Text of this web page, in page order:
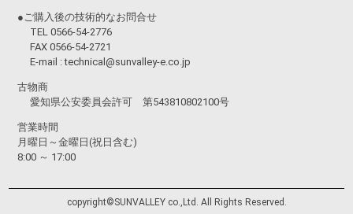
●ご購入後の技術的なお問合せ
TEL 0566-54-2776
FAX 0566-54-2721
E-mail :technical@sunvalley-e.co.jp
古物商
愛知県公安委員会許可 第543810802100号
営業時間
月曜日～金曜日(祝日含む)
8:00 ～ 17:00
copyright©️SUNVALLEY co.,Ltd. All Rights Reserved.